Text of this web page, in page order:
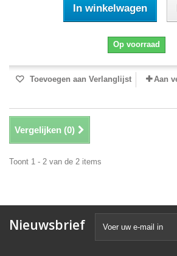
In winkelwagen
Op voorraad
Toevoegen aan Verlanglijst Aan
Vergelijken (0)
Toont 1 - 2 van de 2 items
Nieuwsbrief